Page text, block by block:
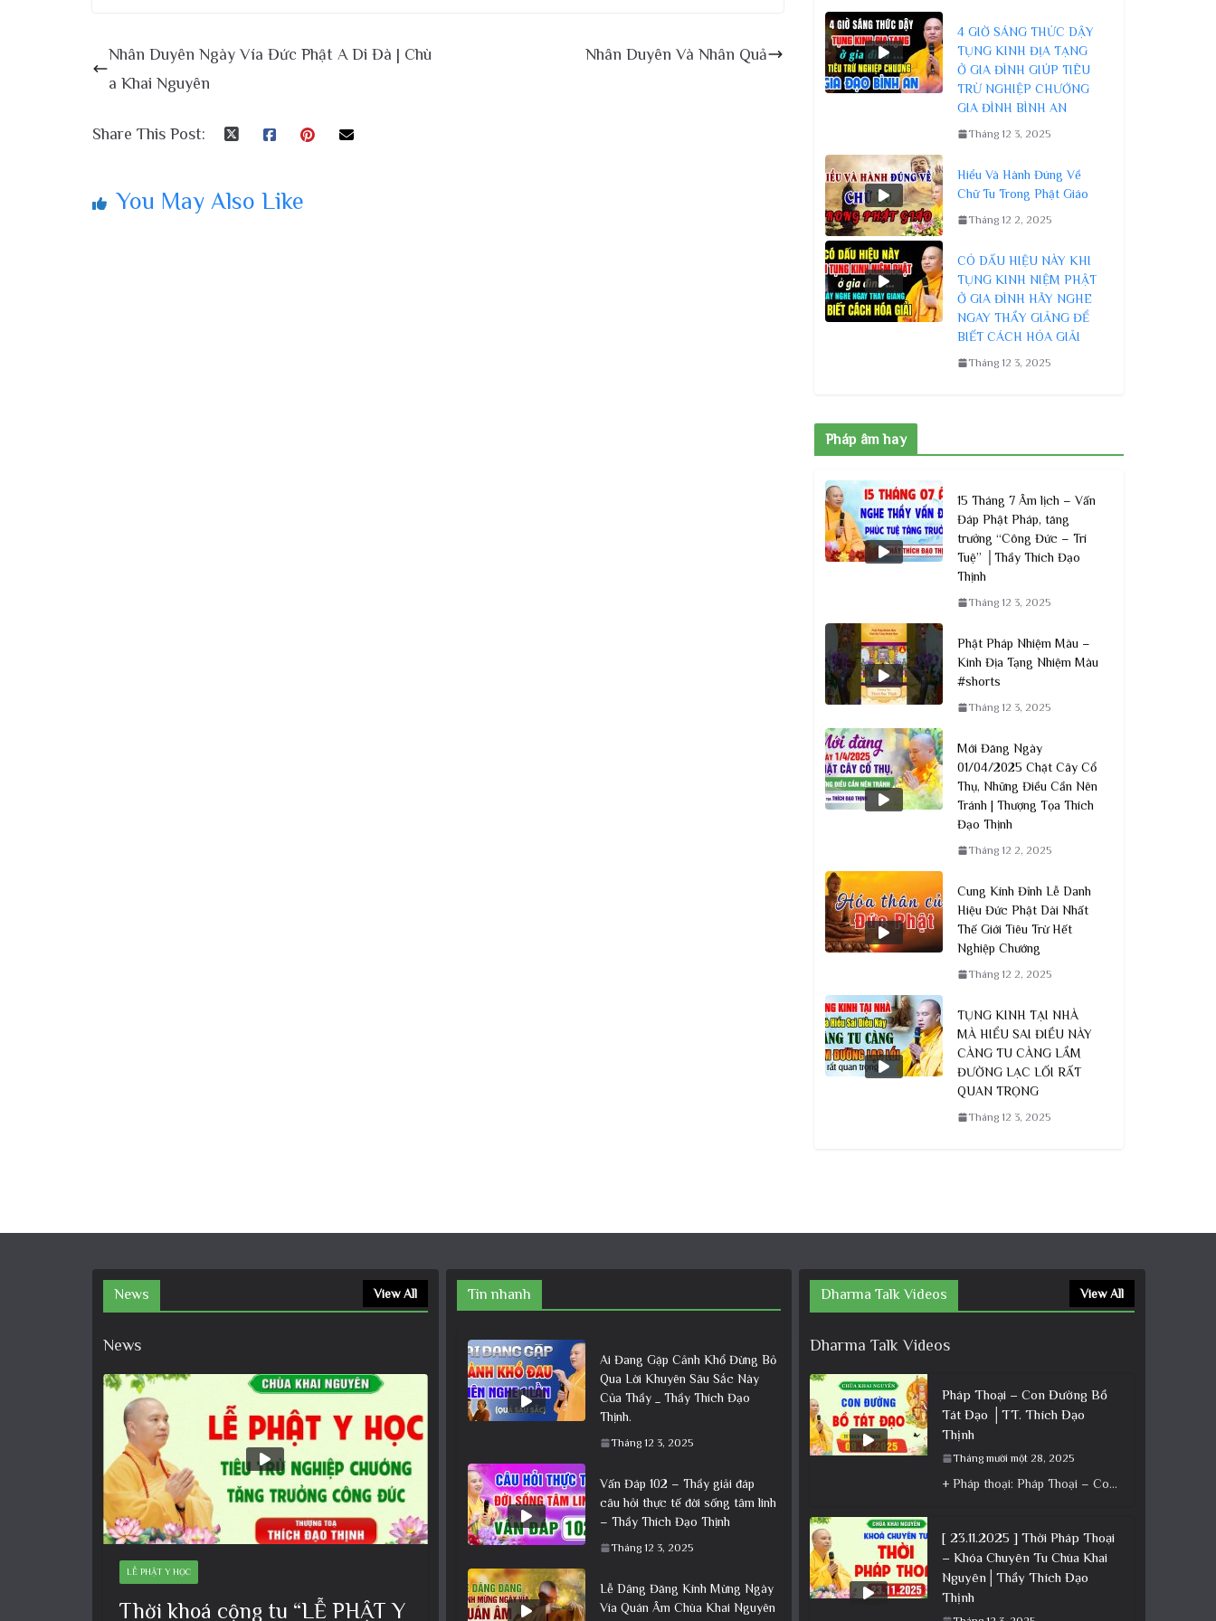
Nhân Duyên Ngày Vía Đức Phật A Di Đà | Chù
a Khai Nguyên
Nhân Duyên Và Nhân Quả
Share This Post:
You May Also Like
4 GIỜ SÁNG THỨC DẬY
TỤNG KINH ĐỊA TẠNG
Ở GIA ĐÌNH GIÚP TIÊU
TRỪ NGHIỆP CHƯỚNG
GIA ĐÌNH BÌNH AN
Tháng 12 3, 2025
Hiểu Và Hành Đúng Về
Chữ Tu Trong Phật Giáo
Tháng 12 2, 2025
CÓ DẤU HIỆU NÀY KHI
TỤNG KINH NIỆM PHẬT
Ở GIA ĐÌNH HÃY NGHE
NGAY THẦY GIẢNG ĐỂ
BIẾT CÁCH HÓA GIẢI
Tháng 12 3, 2025
Pháp âm hay
15 Tháng 7 Âm lịch – Vấn
Đáp Phật Pháp, tăng
trưởng “Công Đức – Trí
Tuệ” │Thầy Thích Đạo
Thịnh
Tháng 12 3, 2025
Phật Pháp Nhiệm Màu –
Kinh Địa Tạng Nhiệm Màu
#shorts
Tháng 12 3, 2025
Mới Đăng Ngày
01/04/2025 Chặt Cây Cổ
Thụ, Những Điều Cần Nên
Tránh | Thượng Tọa Thích
Đạo Thịnh
Tháng 12 2, 2025
Cung Kính Đỉnh Lễ Danh
Hiệu Đức Phật Dài Nhất
Thế Giới Tiêu Trừ Hết
Nghiệp Chướng
Tháng 12 2, 2025
TỤNG KINH TẠI NHÀ
MÀ HIỂU SAI ĐIỀU NÀY
CÀNG TU CÀNG LẦM
ĐƯỜNG LẠC LỐI RẤT
QUAN TRỌNG
Tháng 12 3, 2025
News View All
News
LỄ PHẬT Y HỌC
Thời khoá cộng tu “LỄ PHẬT Y
Tin nhanh
Ai Đang Gặp Cảnh Khổ Đừng Bỏ
Qua Lời Khuyên Sâu Sắc Này
Của Thầy _ Thầy Thích Đạo
Thịnh.
Tháng 12 3, 2025
Vấn Đáp 102 – Thầy giải đáp
câu hỏi thực tế đời sống tâm linh
– Thầy Thích Đạo Thịnh
Tháng 12 3, 2025
Lễ Dâng Đăng Kính Mừng Ngày
Vía Quán Âm Chùa Khai Nguyên
Dharma Talk Videos View All
Dharma Talk Videos
Pháp Thoại – Con Đường Bồ
Tát Đạo │TT. Thích Đạo
Thịnh
Tháng mười một 28, 2025
+ Pháp thoại: Pháp Thoại – Con Đường Bồ Tát Đạo │TT. Thích Đạo Thịnh + Album: Pháp Thoại +
[ 23.11.2025 ] Thời Pháp Thoại
– Khóa Chuyên Tu Chùa Khai
Nguyên│Thầy Thích Đạo
Thịnh